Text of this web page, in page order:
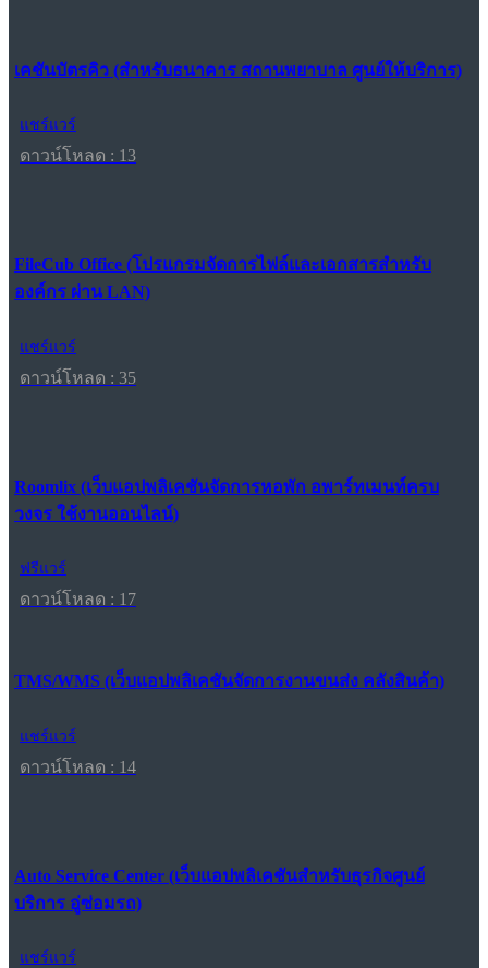
เคชันบัตรคิว (สำหรับธนาคาร สถานพยาบาล ศูนย์ให้บริการ)
แชร์แวร์
ดาวน์โหลด : 13
FileCub Office (โปรแกรมจัดการไฟล์และเอกสารสำหรับ
องค์กร ผ่าน LAN)
แชร์แวร์
ดาวน์โหลด : 35
Roomlix (เว็บแอปพลิเคชันจัดการหอพัก อพาร์ทเมนท์ครบ
วงจร ใช้งานออนไลน์)
ฟรีแวร์
ดาวน์โหลด : 17
TMS/WMS (เว็บแอปพลิเคชันจัดการงานขนส่ง คลังสินค้า)
แชร์แวร์
ดาวน์โหลด : 14
Auto Service Center (เว็บแอปพลิเคชันสำหรับธุรกิจศูนย์
บริการ อู่ซ่อมรถ)
แชร์แวร์